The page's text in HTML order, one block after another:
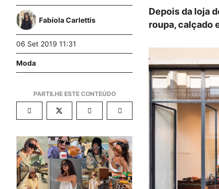
Fabíola Carlettis
06 Set 2019 11:31
Moda
Depois da loja
roupa, calçado